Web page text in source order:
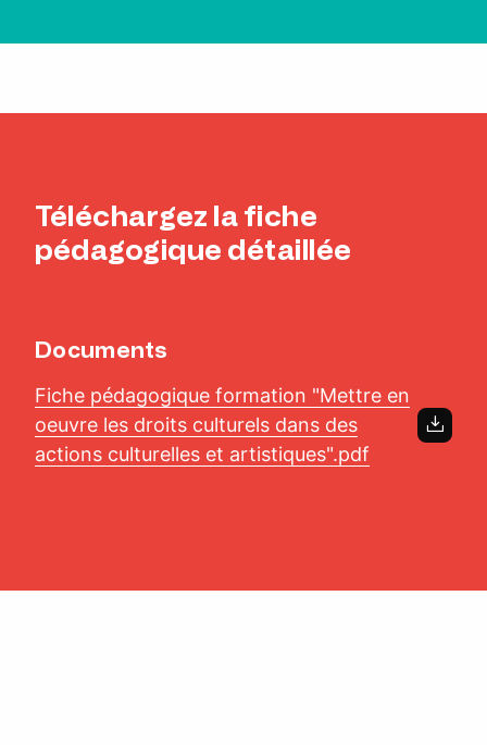
Téléchargez la fiche
pédagogique détaillée
Documents
Fiche pédagogique formation "Mettre en
oeuvre les droits culturels dans des
actions culturelles et artistiques".pdf